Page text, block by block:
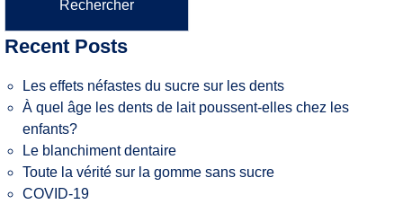
Recent Posts
Les effets néfastes du sucre sur les dents
À quel âge les dents de lait poussent-elles chez les
enfants?
Le blanchiment dentaire
Toute la vérité sur la gomme sans sucre
COVID-19